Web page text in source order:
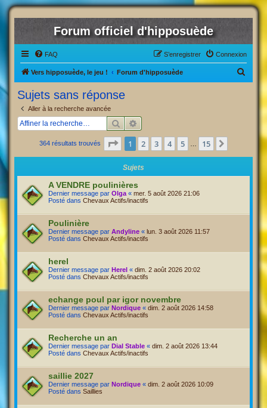
Forum officiel d'hipposuède
FAQ Connexion
S’enregistrer
Vers hipposuède, le jeu ! Forum d'hipposuède
c
Sujets sans réponse
Aller à la recherche avancée
Rechercher
364 résultats trouvés Page 1sur15
1 2 3 4 5 15
Sujets
A VENDRE poulinières
Dernier message par Olga « mer. 5 août 2026 21:06
Posté dans Chevaux Actifs/inactifs
Poulinière
Dernier message par Andyline « lun. 3 août 2026 11:57
Posté dans Chevaux Actifs/inactifs
herel
Dernier message par Herel « dim. 2 août 2026 20:02
Posté dans Chevaux Actifs/inactifs
echange poul par igor novembre
Dernier message par Nordique « dim. 2 août 2026 14:58
Posté dans Chevaux Actifs/inactifs
Recherche un an
Dernier message par Dial Stable « dim. 2 août 2026 13:44
Posté dans Chevaux Actifs/inactifs
saillie 2027
Dernier message par Nordique « dim. 2 août 2026 10:09
Posté dans Saillies